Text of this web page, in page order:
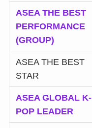
ASEA THE BEST
PERFORMANCE
(GROUP)
ASEA THE BEST
STAR
ASEA GLOBAL K-
POP LEADER